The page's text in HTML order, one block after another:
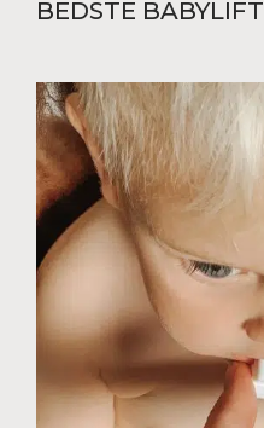
BEDSTE BABYLIFT